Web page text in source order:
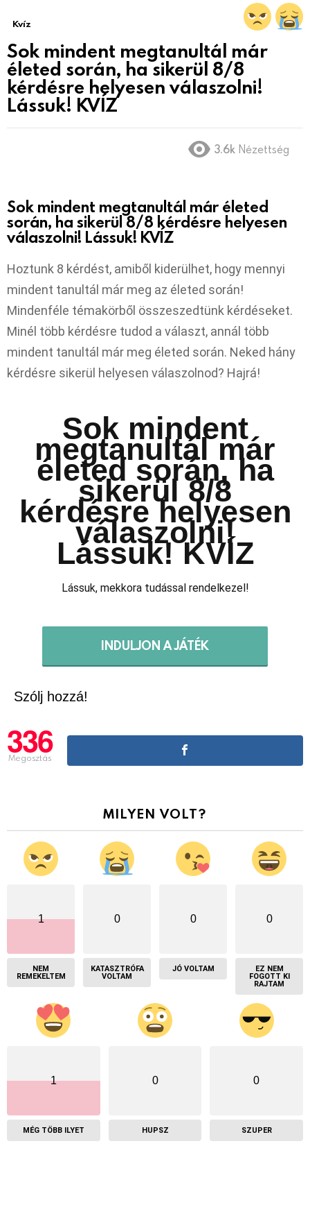
Kvíz
Sok mindent megtanultál már
életed során, ha sikerül 8/8
kérdésre helyesen válaszolni!
Lássuk! KVÍZ
3.6k Nézettség
Sok mindent megtanultál már életed
során, ha sikerül 8/8 kérdésre helyesen
válaszolni! Lássuk! KVÍZ
Hoztunk 8 kérdést, amiből kiderülhet, hogy mennyi
mindent tanultál már meg az életed során!
Mindenféle témakörből összeszedtünk kérdéseket.
Minél több kérdésre tudod a választ, annál több
mindent tanultál már meg életed során. Neked hány
kérdésre sikerül helyesen válaszolnod? Hajrá!
Sok mindent
megtanultál már
életed során, ha
sikerül 8/8
kérdésre helyesen
válaszolni!
Lássuk! KVÍZ
Lássuk, mekkora tudással rendelkezel!
INDULJON A JÁTÉK
Szólj hozzá!
336
Megosztás
MILYEN VOLT?
1
NEM
REMEKELTEM
0
KATASZTRÓFA
VOLTAM
0
JÓ VOLTAM
0
EZ NEM
FOGOTT KI
RAJTAM
1
MÉG TÖBB ILYET
0
HUPSZ
0
SZUPER